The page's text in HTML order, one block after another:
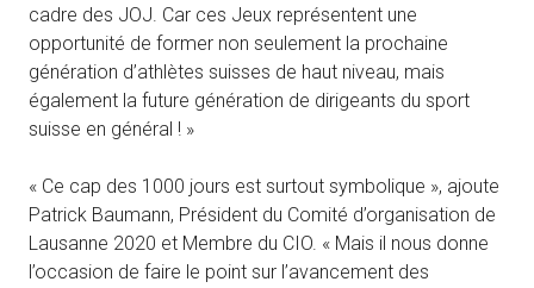
cadre des JOJ. Car ces Jeux représentent une
opportunité de former non seulement la prochaine
génération d’athlètes suisses de haut niveau, mais
également la future génération de dirigeants du sport
suisse en général ! »
« Ce cap des 1000 jours est surtout symbolique », ajoute
Patrick Baumann, Président du Comité d’organisation de
Lausanne 2020 et Membre du CIO. « Mais il nous donne
l’occasion de faire le point sur l’avancement des